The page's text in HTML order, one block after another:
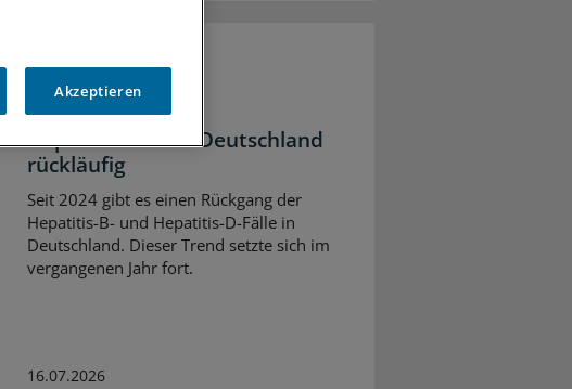
Virusinfektionen
Hepatitis-Fälle in Deutschland
rückläufig
Seit 2024 gibt es einen Rückgang der
Hepatitis-B- und Hepatitis-D-Fälle in
Deutschland. Dieser Trend setzte sich im
vergangenen Jahr fort.
16.07.2026
Akzeptieren